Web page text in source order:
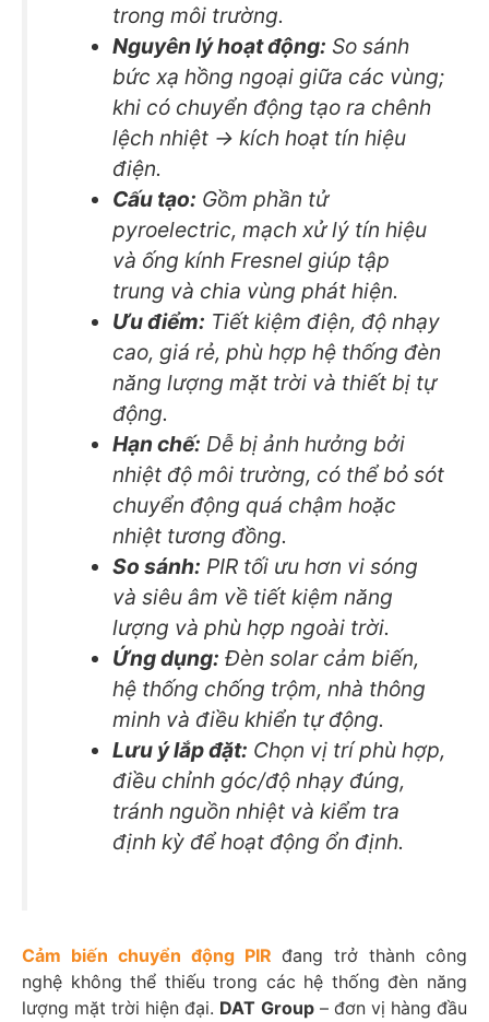
trong môi trường.
Nguyên lý hoạt động: So sánh
bức xạ hồng ngoại giữa các vùng;
khi có chuyển động tạo ra chênh
lệch nhiệt → kích hoạt tín hiệu
điện.
Cấu tạo: Gồm phần tử
pyroelectric, mạch xử lý tín hiệu
và ống kính Fresnel giúp tập
trung và chia vùng phát hiện.
Ưu điểm: Tiết kiệm điện, độ nhạy
cao, giá rẻ, phù hợp hệ thống đèn
năng lượng mặt trời và thiết bị tự
động.
Hạn chế: Dễ bị ảnh hưởng bởi
nhiệt độ môi trường, có thể bỏ sót
chuyển động quá chậm hoặc
nhiệt tương đồng.
So sánh: PIR tối ưu hơn vi sóng
và siêu âm về tiết kiệm năng
lượng và phù hợp ngoài trời.
Ứng dụng: Đèn solar cảm biến,
hệ thống chống trộm, nhà thông
minh và điều khiển tự động.
Lưu ý lắp đặt: Chọn vị trí phù hợp,
điều chỉnh góc/độ nhạy đúng,
tránh nguồn nhiệt và kiểm tra
định kỳ để hoạt động ổn định.
Cảm biến chuyển động PIR đang trở thành công
nghệ không thể thiếu trong các hệ thống đèn năng
lượng mặt trời hiện đại. DAT Group– đơn vị hàng đầu